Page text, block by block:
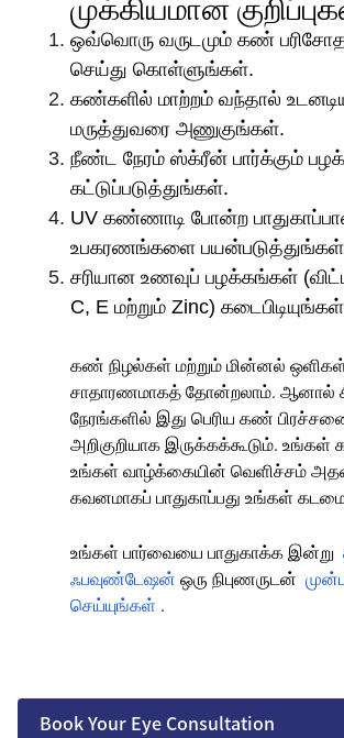
ஒவ்வொரு வருடமும் கண்
செய்து கொள்ளுங்கள்.
கண்களில் மாற்றம் வந்தால்
மருத்துவரை அணுகுங்கள்.
நீண்ட நேரம் ஸ்க்ரீன் பார்க்கும்
கட்டுப்படுத்துங்கள்.
UV கண்ணாடி போன்ற
உபகரணங்களை
சரியான உணவுப் பழக்கங்கள்
C, E மற்றும் Zinc)
கண் நிழல்கள் மற்றும் மின்னல்
சாதாரணமாகத் தோன்றலாம். ஆனால்
நேரங்களில் இது பெரிய கண்
அறிகுறியாக இருக்கக்கூடும்.
உங்கள் வாழ்க்கையின் வெளிச்சம்
கவனமாகப் பாதுகாப்பது உங்கள்
உங்கள் பார்வையை பாதுகாக்க இன்று
ஃபவுண்டேஷன் ஒரு நிபுணருடன்
செய்யுங்கள் .
Book Your Eye Consultation